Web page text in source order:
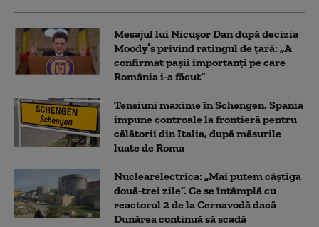
Mesajul lui Nicușor Dan după decizia
Moody’s privind ratingul de țară: „A
confirmat pașii importanți pe care
România i-a făcut”
Tensiuni maxime în Schengen. Spania
impune controale la frontieră pentru
călătorii din Italia, după măsurile
luate de Roma
Nuclearelectrica: „Mai putem câștiga
două-trei zile”. Ce se întâmplă cu
reactorul 2 de la Cernavodă dacă
Dunărea continuă să scadă